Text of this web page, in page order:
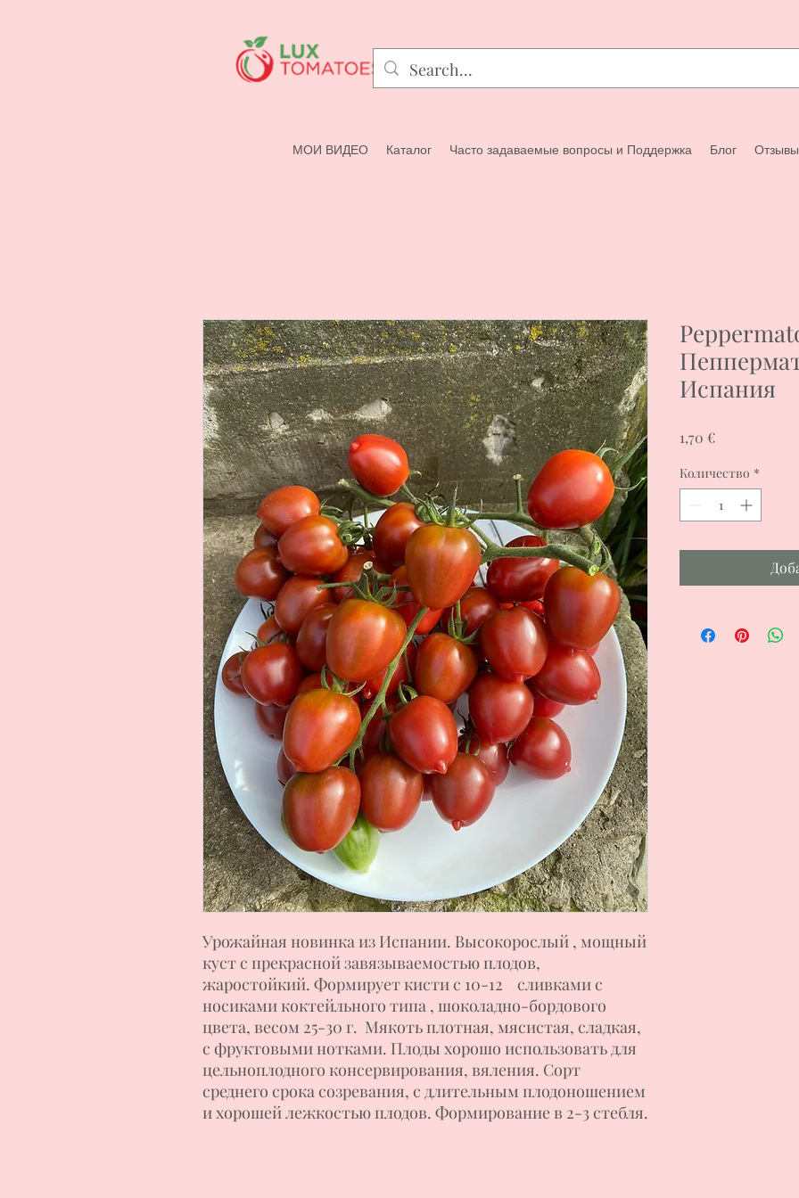
МОИ ВИДЕО Каталог Часто задаваемые вопросы и Поддержка Блог
Урожайная новинка из Испании. Высокорослый , мощный
куст с прекрасной завязываемостью плодов,
жаростойкий. Формирует кисти с 10-12 сливками с
носиками коктейльного типа , шоколадно-бордового
цвета, весом 25-30 г. Мякоть плотная, мясистая, сладкая,
с фруктовыми нотками. Плоды хорошо использовать для
цельноплодного консервирования, вяления. Сорт
среднего срока созревания, с длительным плодоношением
и хорошей лежкостью плодов. Формирование в 2-3 стебля.
Испания
1,70 €Цена
Количество *